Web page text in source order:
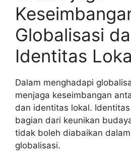
Globalisasi
Identitas
Dalam menghadapi
menjaga keseimbangan
dan identitas lokal.
bagian dari keunikan
tidak boleh diabaikan
globalisasi.